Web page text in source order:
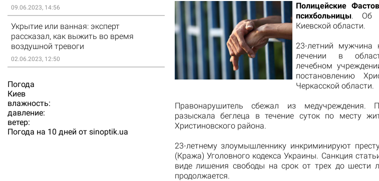
09.06.2023, 14:56
Укрытие или ванная: эксперт
рассказал, как выжить во время
воздушной тревоги
02.06.2023, 12:50
Погода
Киев
влажность:
давление:
ветер:
Погода на 10 дней от sinoptik.ua
Полицейские
психбольницы. Об
Киевской области.
23-летний мужчина
лечении в
лечебном
постановлению
Черкасской области.
Правонарушитель сбежал из медучреждения.
разыскала беглеца в течение суток по месту
Христиновского района.
23-летнему злоумышленнику инкриминируют
(Кража) Уголовного кодекса Украины. Санкция
виде лишения свободы на срок от трех до шести
продолжается.